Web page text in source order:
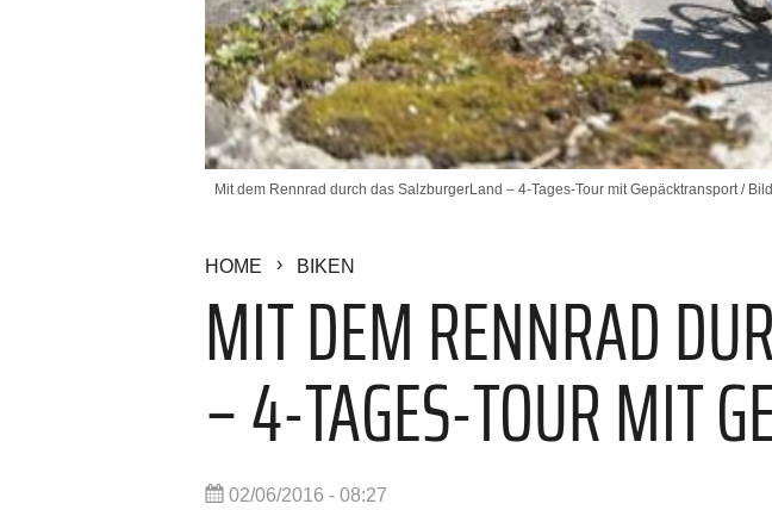
Mit dem Rennrad durch das SalzburgerLand – 4-Tages-Tour mit Gepäcktransport /
HOME BIKEN
MIT DEM RENNRAD
– 4-TAGES-TOUR MIT
02/06/2016 - 08:27